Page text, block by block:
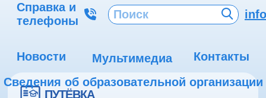
Справка и
телефоны
Новости Мультимедиа
Контакты
Сведения об образовательной организации
ПУТЁВКА